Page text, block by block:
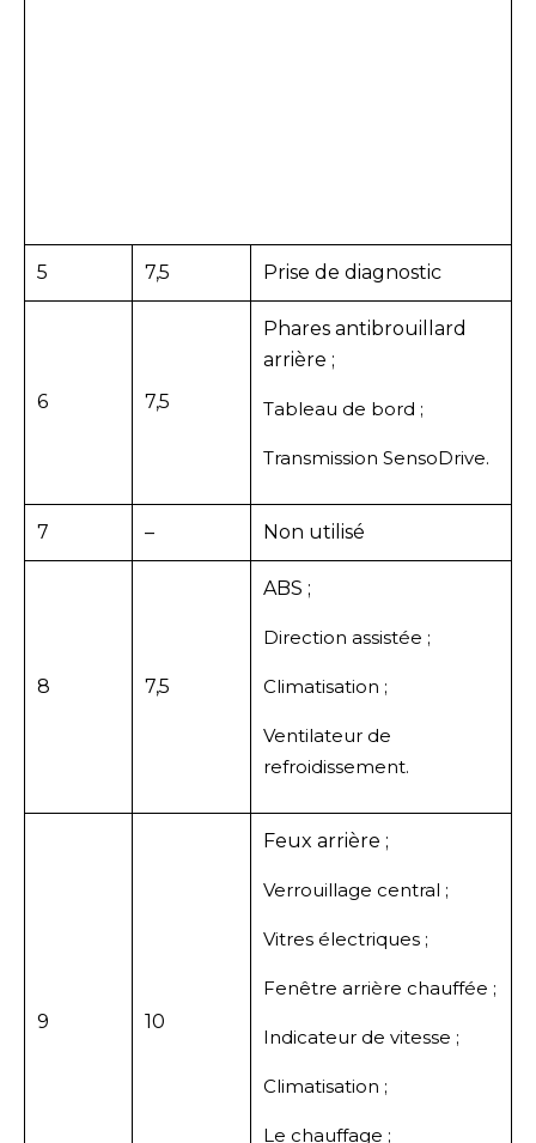
5 7,5 Prise de diagnostic
6 7,5
Phares antibrouillard
arrière ;
Tableau de bord ;
Transmission SensoDrive.
7 – Non utilisé
8 7,5
ABS ;
Direction assistée ;
Climatisation ;
Ventilateur de
refroidissement.
9 10
Feux arrière ;
Verrouillage central ;
Vitres électriques ;
Fenêtre arrière chauffée ;
Indicateur de vitesse ;
Climatisation ;
Le chauffage ;